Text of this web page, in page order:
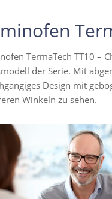
TermaTech TT10 –
der Serie. Mit
Design mit
Winkeln zu sehen.